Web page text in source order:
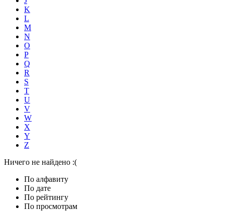
K
L
M
N
O
P
Q
R
S
T
U
V
W
X
Y
Z
Ничего не найдено :(
По алфавиту
По дате
По рейтингу
По просмотрам